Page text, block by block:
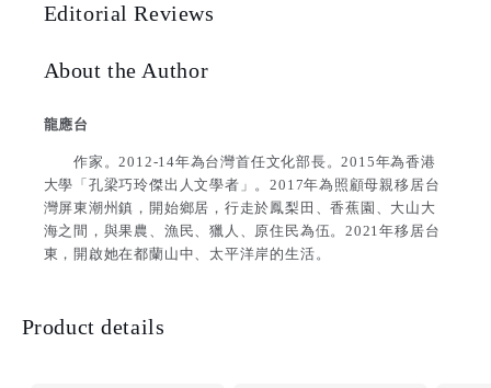
Editorial Reviews
About the Author
龍應台
作家。2012-14年為台灣首任文化部長。2015年為香港
大學「孔梁巧玲傑出人文學者」。2017年為照顧母親移居台
灣屏東潮州鎮，開始鄉居，行走於鳳梨田、香蕉園、大山大
海之間，與果農、漁民、獵人、原住民為伍。2021年移居台
東，開啟她在都蘭山中、太平洋岸的生活。
Product details